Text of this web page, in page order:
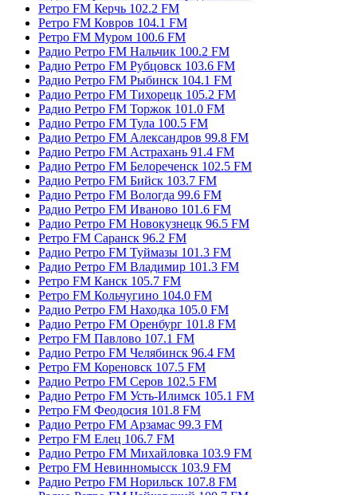
Ретро FM Керчь 102.2 FM
Ретро FM Ковров 104.1 FM
Ретро FM Муром 100.6 FM
Радио Ретро FM Нальчик 100.2 FM
Радио Ретро FM Рубцовск 103.6 FM
Радио Ретро FM Рыбинск 104.1 FM
Радио Ретро FM Тихорецк 105.2 FM
Радио Ретро FM Торжок 101.0 FM
Радио Ретро FM Тула 100.5 FM
Радио Ретро FM Александров 99.8 FM
Радио Ретро FM Астрахань 91.4 FM
Радио Ретро FM Белореченск 102.5 FM
Радио Ретро FM Бийск 103.7 FM
Радио Ретро FM Вологда 99.6 FM
Радио Ретро FM Иваново 101.6 FM
Радио Ретро FM Новокузнецк 96.5 FM
Ретро FM Саранск 96.2 FM
Радио Ретро FM Туймазы 101.3 FM
Радио Ретро FM Владимир 101.3 FM
Ретро FM Канск 105.7 FM
Ретро FM Кольчугино 104.0 FM
Радио Ретро FM Находка 105.0 FM
Радио Ретро FM Оренбург 101.8 FM
Ретро FM Павлово 107.1 FM
Радио Ретро FM Челябинск 96.4 FM
Ретро FM Кореновск 107.5 FM
Радио Ретро FM Серов 102.5 FM
Радио Ретро FM Усть-Илимск 105.1 FM
Ретро FM Феодосия 101.8 FM
Радио Ретро FM Арзамас 99.3 FM
Ретро FM Елец 106.7 FM
Радио Ретро FM Михайловка 103.9 FM
Ретро FM Невинномысск 103.9 FM
Радио Ретро FM Норильск 107.8 FM